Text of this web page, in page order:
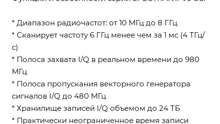
* Диапазон радиочастот: от 10 МГц до 8 ГГц
* Сканирует частоту 6 ГГц менее чем за 1 мс (4 ТГц/
с)
* Полоса захвата I/Q в реальном времени до 980
МГц
* Полоса пропускания векторного генератора
сигналов I/Q до 480 МГц
* Хранилище записей I/Q объемом до 24 ТБ
* Практически неограниченное время записи